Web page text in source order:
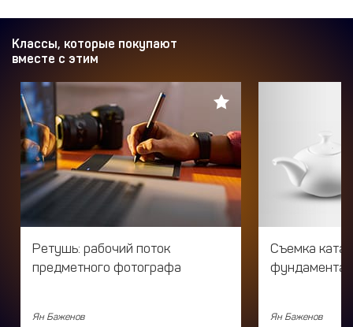
Классы, которые покупают
вместе с этим
Ретушь: рабочий поток
предметного фотографа
Ян Баженов
Съемка
Ян Баженов